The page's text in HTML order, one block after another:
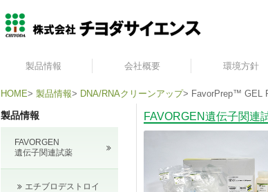
製品情報 会社概要 環境方針
HOME> 製品情報> DNA/RNAクリーンアップ> FavorPrep™ GEL
FAVORGEN遺伝子関連
製品情報
FAVORGEN
遺伝子関連試薬
エチブロデストロイ